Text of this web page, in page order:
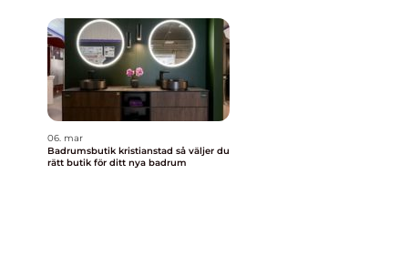
06. mar
Badrumsbutik kristianstad så väljer du
rätt butik för ditt nya badrum